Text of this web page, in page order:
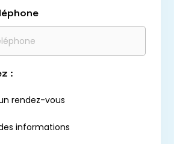
:
rendez-vous
informations